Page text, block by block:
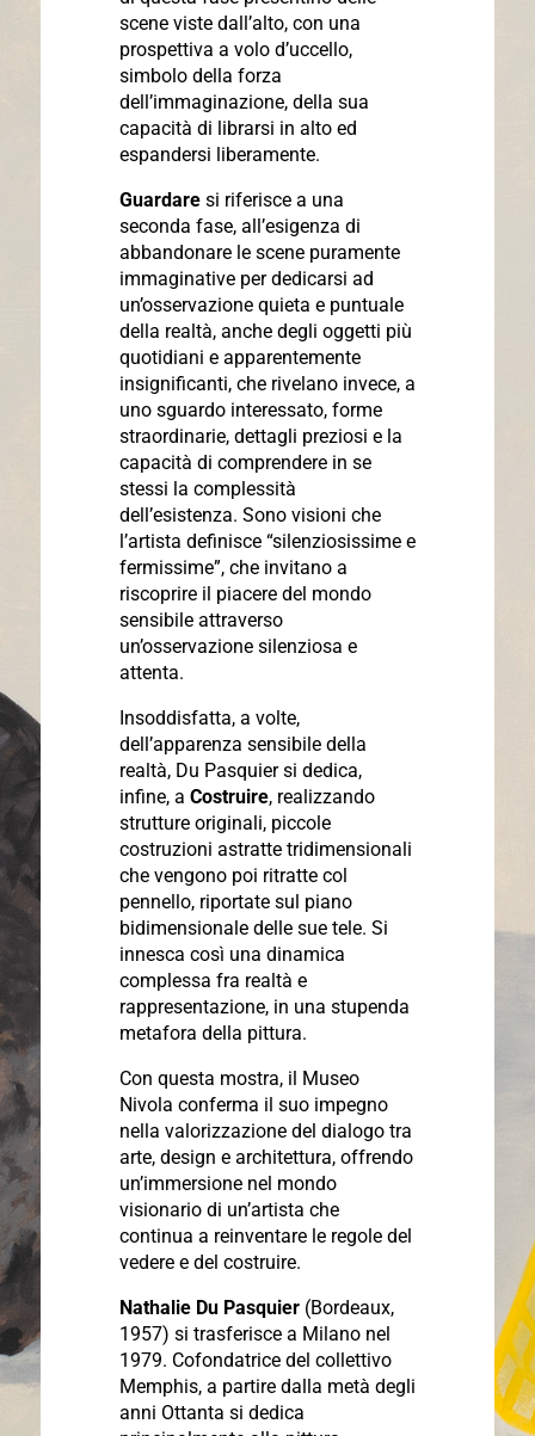
scene viste dall’alto, con una
prospettiva a volo d’uccello,
simbolo della forza
dell’immaginazione, della sua
capacità di librarsi in alto ed
espandersi liberamente.
Guardaresi riferisce a una
seconda fase, all’esigenza di
abbandonare le scene puramente
immaginative per dedicarsi ad
un’osservazione quieta e puntuale
della realtà, anche degli oggetti più
quotidiani e apparentemente
insignificanti, che rivelano invece, a
uno sguardo interessato, forme
straordinarie, dettagli preziosi e la
capacità di comprendere in se
stessi la complessità
dell’esistenza. Sono visioni che
l’artista definisce “silenziosissime e
fermissime”, che invitano a
riscoprire il piacere del mondo
sensibile attraverso
un’osservazione silenziosa e
attenta.
Insoddisfatta, a volte,
dell’apparenza sensibile della
realtà, Du Pasquier si dedica,
infine, a Costruire, realizzando
strutture originali, piccole
costruzioni astratte tridimensionali
che vengono poi ritratte col
pennello, riportate sul piano
bidimensionale delle sue tele. Si
innesca così una dinamica
complessa fra realtà e
rappresentazione, in una stupenda
metafora della pittura.
Con questa mostra, il Museo
Nivola conferma il suo impegno
nella valorizzazione del dialogo tra
arte, design e architettura, offrendo
un’immersione nel mondo
visionario di un’artista che
continua a reinventare le regole del
vedere e del costruire.
Nathalie Du Pasquier(Bordeaux,
1957) si trasferisce a Milano nel
1979. Cofondatrice del collettivo
Memphis, a partire dalla metà degli
anni Ottanta si dedica